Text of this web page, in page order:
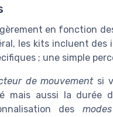
en fonction
les kits incluent
; une simple
de mouvementsi
mais aussi la durée
des